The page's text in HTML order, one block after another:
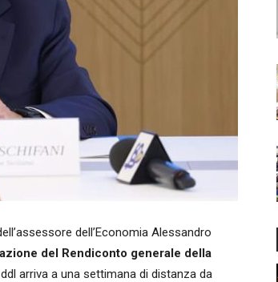
dell’Economia Alessandro
del Rendiconto generale della
ddl arriva a una settimana di distanza da